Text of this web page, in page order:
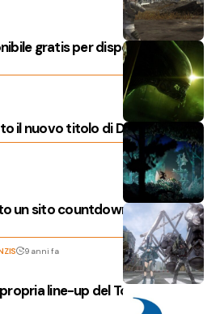
gratis per dispositivi
il nuovo titolo di D3 Publisher
un sito countdown per un
9 anni fa
line-up del Tokyo Game